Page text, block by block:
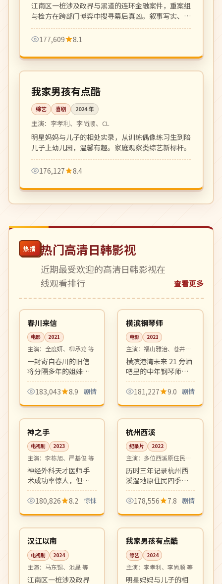
江南区一桩涉及政界与黑道的连环金融案件，重案组
与检方在跨部门博弈中搜寻幕后真凶。叙事写实、节
奏紧凑。
177,609
8.1
韩国
热播 更新至 6 期
我家男孩有点酷
综艺 喜剧 2024年
主演： 李孝利、李尚顺、CL
明星妈妈与儿子的相处实录，从训练偶像练习生到陪
儿子上幼儿园，温馨有趣。家庭观察类综艺新标杆。
176,127 8.4
热播 热门高清日韩影视
近期最受欢迎的高清日韩影视在
线观看排行
查看更多
韩国
高分 99:20
春川来信
电影 2021
主演： 全度妍、柳承龙 等
一封寄自春川的旧信
将分隔多年的姐妹重
新联系。冬末春初的
清新影像里写满和
的勇气。
183,043 8.9 剧情
日本
高分 99:44
横滨钢琴师
电影 2021
主演： 福山雅治、苍井优
等
横滨港湾未来 21 旁酒
吧里的中年钢琴师与
漂泊归来的初恋的重
逢。爵士乐与海风交
乐章。
181,227 9.0 剧情
韩国
完结 12:13
神之手
电视剧 2023
主演： 李栋旭、严基俊 等
神经外科天才医师手
术成功率惊人，但每
次手术后都有诡异巧
合发生。医疗惊悚与
氛围阴郁张力十足。
180,826 8.2 惊悚
中国
4K 06:22
杭州西溪
纪录片 2022
主演： 多位西溪原住民出
历时三年记录杭州西
溪湿地原住民四季劳
作与生活变迁。诗意
影像与口述史结合，
纪录片佳作。
178,556 7.8 剧情
韩国
热播 08:03
汉江以南
电视剧 2024
主演： 马东锡、池晟 等
江南区一桩涉及政界
韩国
热播 06:29
我家男孩有点酷
综艺 2024
主演： 李孝利、李尚顺 等
明星妈妈与儿子的相